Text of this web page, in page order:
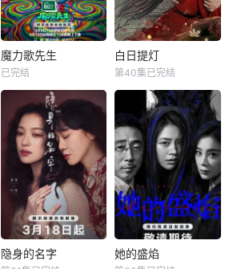
一家人必须想方设
法联手求生，打破
这间禁锢生命的困
局。
燕（蒋璐霞 饰）、
宁宝儿（屈菁菁
饰）等全队出击，
“绝密任务”限时1
魔力歌先生
大张伟
来自各行各业、不
同身份年龄的魔力s
ir正式集结！进阶
舞台考核已就位，
竞逐魔力歌的极致
演绎，在欢乐解
压、魔力开唱的氛
围里，共同诞生年
度魔力歌先生，一
魔力歌先生
已完结
白日提灯
陈飞宇
魏哲鸣
改编自黎青燃小说
《白日提灯》。
天赋卓然的鬼王
贺思慕，在休
白日提灯
第40集已完结
隐身的名字
隐身的名字 她的盛焰
她的盛焰